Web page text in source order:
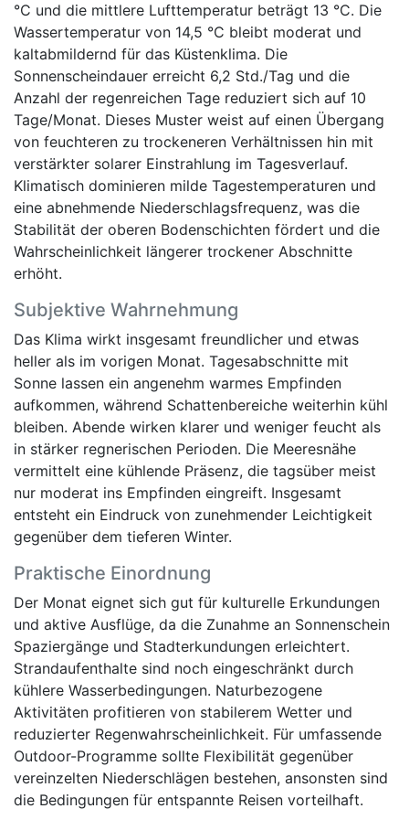
°C und die mittlere Lufttemperatur beträgt 13 °C. Die
Wassertemperatur von 14,5 °C bleibt moderat und
kaltabmildernd für das Küstenklima. Die
Sonnenscheindauer erreicht 6,2 Std./Tag und die
Anzahl der regenreichen Tage reduziert sich auf 10
Tage/Monat. Dieses Muster weist auf einen Übergang
von feuchteren zu trockeneren Verhältnissen hin mit
verstärkter solarer Einstrahlung im Tagesverlauf.
Klimatisch dominieren milde Tagestemperaturen und
eine abnehmende Niederschlagsfrequenz, was die
Stabilität der oberen Bodenschichten fördert und die
Wahrscheinlichkeit längerer trockener Abschnitte
erhöht.
Subjektive Wahrnehmung
Das Klima wirkt insgesamt freundlicher und etwas
heller als im vorigen Monat. Tagesabschnitte mit
Sonne lassen ein angenehm warmes Empfinden
aufkommen, während Schattenbereiche weiterhin kühl
bleiben. Abende wirken klarer und weniger feucht als
in stärker regnerischen Perioden. Die Meeresnähe
vermittelt eine kühlende Präsenz, die tagsüber meist
nur moderat ins Empfinden eingreift. Insgesamt
entsteht ein Eindruck von zunehmender Leichtigkeit
gegenüber dem tieferen Winter.
Praktische Einordnung
Der Monat eignet sich gut für kulturelle Erkundungen
und aktive Ausflüge, da die Zunahme an Sonnenschein
Spaziergänge und Stadterkundungen erleichtert.
Strandaufenthalte sind noch eingeschränkt durch
kühlere Wasserbedingungen. Naturbezogene
Aktivitäten profitieren von stabilerem Wetter und
reduzierter Regenwahrscheinlichkeit. Für umfassende
Outdoor-Programme sollte Flexibilität gegenüber
vereinzelten Niederschlägen bestehen, ansonsten sind
die Bedingungen für entspannte Reisen vorteilhaft.